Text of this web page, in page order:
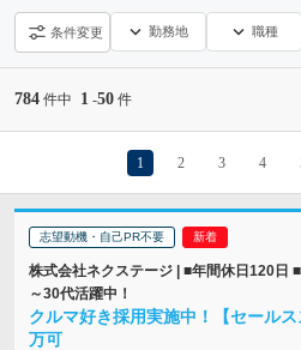
条件変更 勤務地 職種
784 件中 1 -50 件
1 2 3 4
志望動機・自己PR不要
株式会社ネクステージ | ■年間休日120日
～30代活躍中！
クルマ好き採用実施中！【セール
万可